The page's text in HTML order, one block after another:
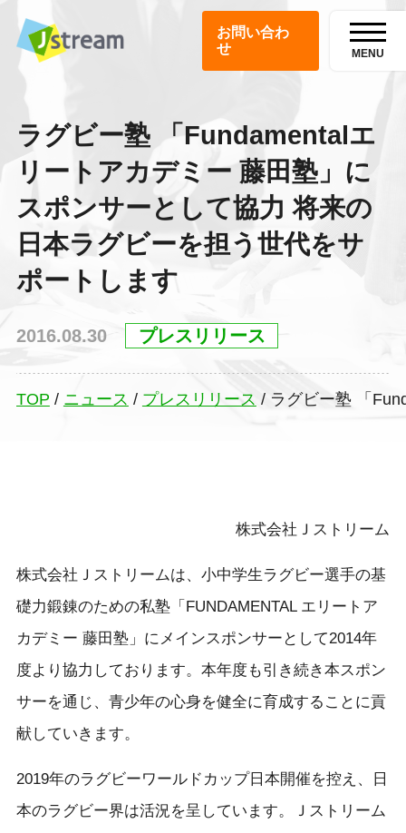
お問い合わ
せ
MENU
ラグビー塾 「Fundamentalエ
リートアカデミー 藤田塾」に
スポンサーとして協力 将来の
日本ラグビーを担う世代をサ
ポートします
2016.08.30 プレスリリース
TOP / ニュース / プレスリリース / ラグビー塾 「
株式会社Ｊストリーム
株式会社Ｊストリームは、小中学生ラグビー選手の基
礎力鍛錬のための私塾「FUNDAMENTAL エリートア
カデミー 藤田塾」にメインスポンサーとして2014年
度より協力しております。本年度も引き続き本スポン
サーを通じ、青少年の心身を健全に育成することに貢
献していきます。
2019年のラグビーワールドカップ日本開催を控え、日
本のラグビー界は活況を呈しています。Ｊストリーム